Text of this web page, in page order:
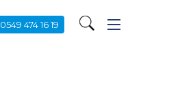
0549 474 16 19